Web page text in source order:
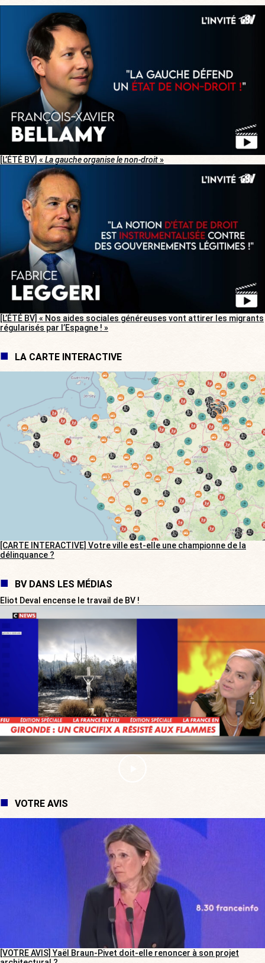
[L’ÉTÉ BV] « La gauche organise le non-droit»
[L’ÉTÉ BV] « Nos aides sociales généreuses vont attirer les migrants
régularisés par l’Espagne ! »
LA CARTE INTERACTIVE
[CARTE INTERACTIVE] Votre ville est-elle une championne de la
délinquance ?
BV DANS LES MÉDIAS
Eliot Deval encense le travail de BV !
VOTRE AVIS
[VOTRE AVIS] Yaël Braun-Pivet doit-elle renoncer à son projet